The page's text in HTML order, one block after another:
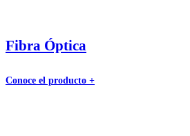
Fibra Óptica
Conoce el producto +